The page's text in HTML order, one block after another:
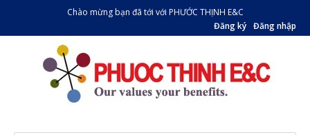
Chào mừng bạn đã tới với PHƯỚC THỊNH E&C
Đăng ký Đăng nhập